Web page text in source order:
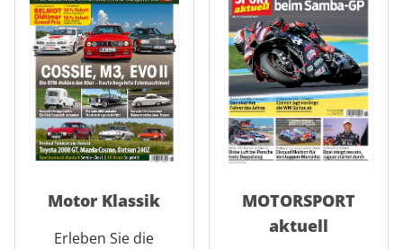
Motor Klassik
Erleben Sie die
MOTORSPORT
aktuell